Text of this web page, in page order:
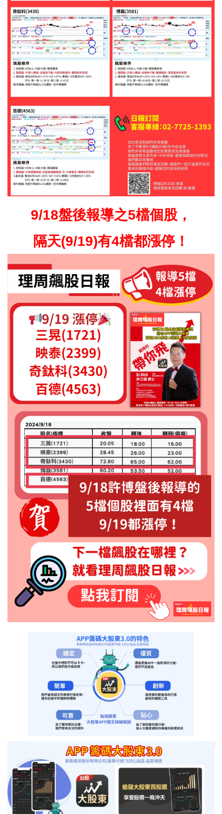
9/18盤後報導之5檔個股，
隔天(9/19)有4檔都漲停！